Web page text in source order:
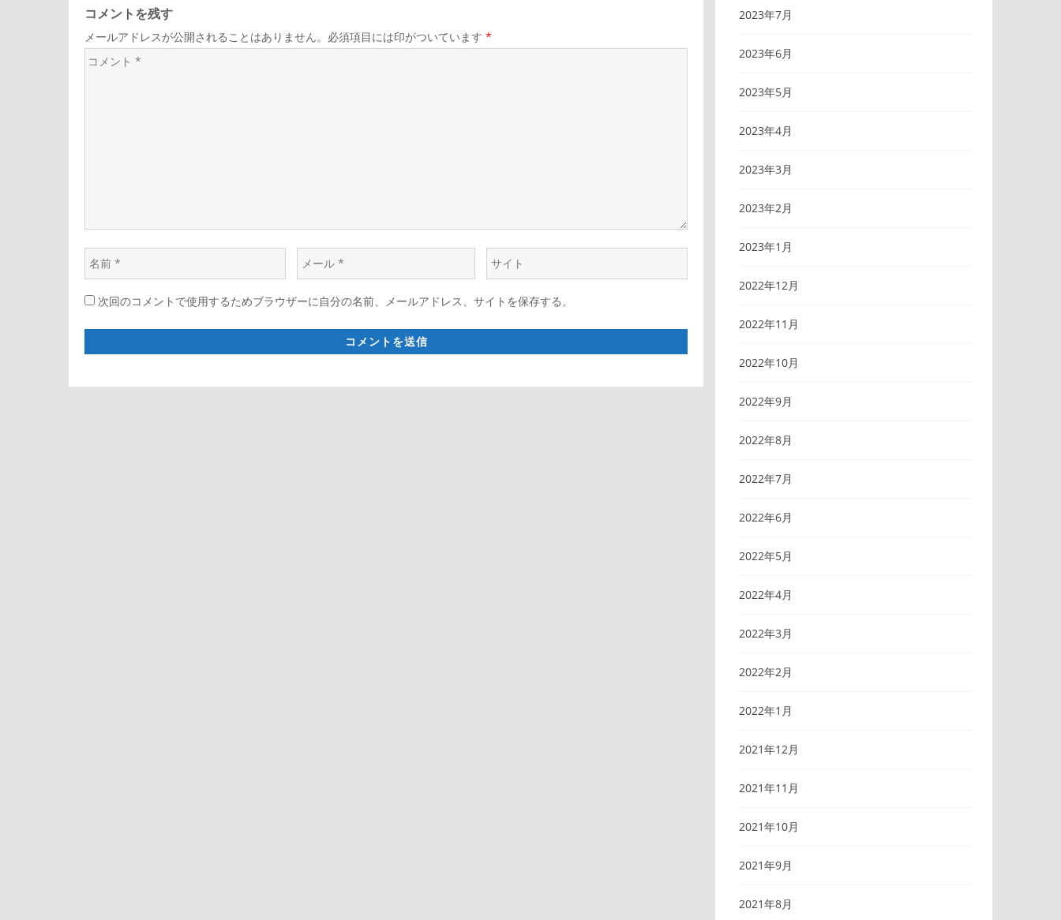
ナ
ビ
ョ
ン
ン
コメントを残す
メールアドレスが公開されることはありません。必須項目には印がついています *
コ
名
前
*
ー
ル
ウ
ェ
ブ
*
次回のコメントで使用するためブラウザーに自分の名前、メールアドレス、サイトを保存する。
2023年7月
2023年6月
2023年5月
2023年4月
2023年3月
2023年2月
2023年1月
2022年12月
2022年11月
2022年10月
2022年9月
2022年8月
2022年7月
2022年6月
2022年5月
2022年4月
2022年3月
2022年2月
2022年1月
2021年12月
2021年11月
2021年10月
2021年9月
2021年8月